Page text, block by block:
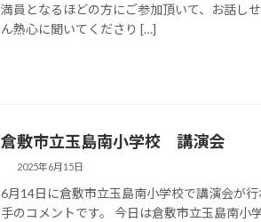
満員となるほどの方にご参加頂いて、お話し
ん熱心に聞いてくださり […]
倉敷市立玉島南小学校 講演会
2025年6月15日
6月14日に倉敷市立玉島南小学校で講演会が
手のコメントです。 今日は倉敷市立玉島南小